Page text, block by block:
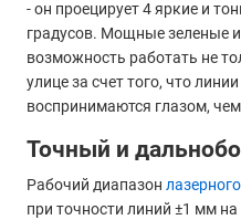
- он проецирует 4 яркие и
градусов. Мощные зеленые
возможность работать не
улице за счет того, что
воспринимаются глазом,
Точный и
Рабочий диапазон
при точности линий ±1 мм